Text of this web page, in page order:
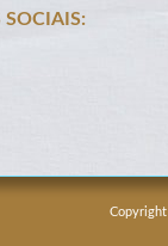
SOCIAIS:
Copyright